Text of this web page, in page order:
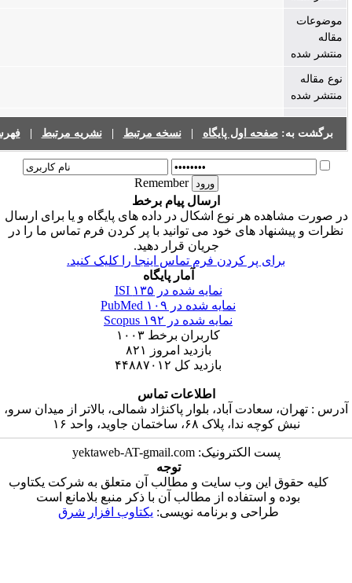
صفحه اول پایگاه|نسخه مرتبط |نشریه مرتبط |فهرست نشریات
Remember
ارسال پیام برخط
هر نوع اشکال در داده های پایگاه و یا برای ارسال
های خود می توانید با پر کردن فرم تماس ما را در
جریان قرار دهید.
پر کردن فرم تماس اینجا را کلیک کنید.
۱۳۵
۱۰۹
۱۹۲
کاربران برخط۱۰۰۳
۸۲۱
۴۴۸۸۷۰۱۲
اطلاعات تماس
آباد، بلوار پاکنژاد شمالی، بالاتر از میدان سرو،
پلاک ۶۸، ساختمان جاوید، واحد ۱۶
پست الکترونیک: yektaweb-AT-gmail.com
این وب سایت و مطالب آن متعلق به شرکت یکتاوب
و استفاده از مطالب آن با ذکر منبع بلامانع است
طراحی و برنامه نویسی:یکتاوب افزار شرق